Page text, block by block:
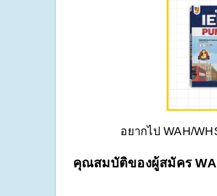
อยากไป WAH/
คุณสมบัติของผู้สมัคร